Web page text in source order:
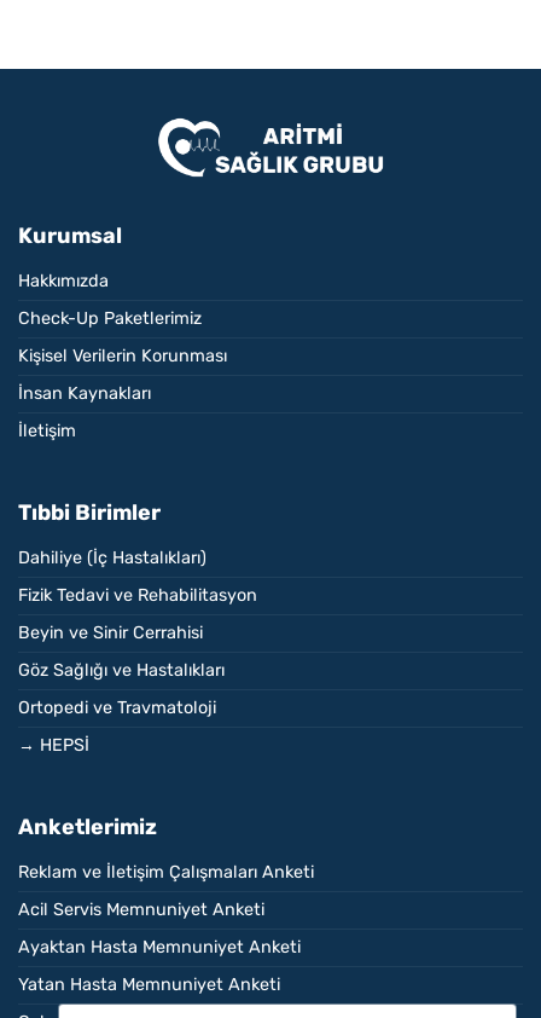
Kurumsal
Hakkımızda
Check-Up Paketlerimiz
Kişisel Verilerin Korunması
İnsan Kaynakları
İletişim
Tıbbi Birimler
Dahiliye (İç Hastalıkları)
Fizik Tedavi ve Rehabilitasyon
Beyin ve Sinir Cerrahisi
Göz Sağlığı ve Hastalıkları
Ortopedi ve Travmatoloji
→ HEPSİ
Anketlerimiz
Reklam ve İletişim Çalışmaları Anketi
Acil Servis Memnuniyet Anketi
Ayaktan Hasta Memnuniyet Anketi
Yatan Hasta Memnuniyet Anketi